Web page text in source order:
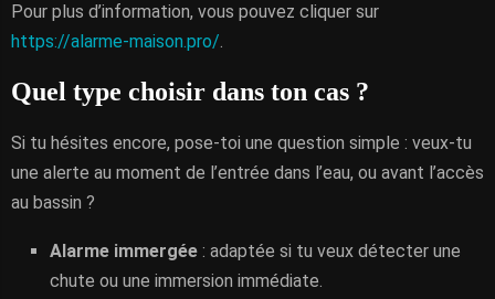
Pour plus d’information, vous pouvez cliquer sur
https://alarme-maison.pro/.
Quel type choisir dans ton cas ?
Si tu hésites encore, pose-toi une question simple : veux-tu
une alerte au moment de l’entrée dans l’eau, ou avant l’accès
au bassin ?
Alarme immergée : adaptée si tu veux détecter une
chute ou une immersion immédiate.